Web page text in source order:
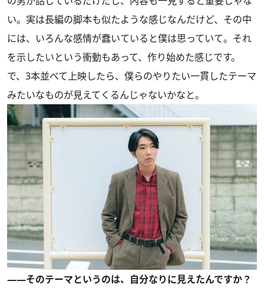
い。実は長編の脚本も似たような感じなんだけど、その中
には、いろんな感情が蠢いていると僕は思っていて。それ
を示したいという衝動もあって、作り始めた感じです。
で、3本並べて上映したら、僕らのやりたい一貫したテーマ
みたいなものが見えてくるんじゃないかなと。
——そのテーマというのは、自分なりに見えたんですか？